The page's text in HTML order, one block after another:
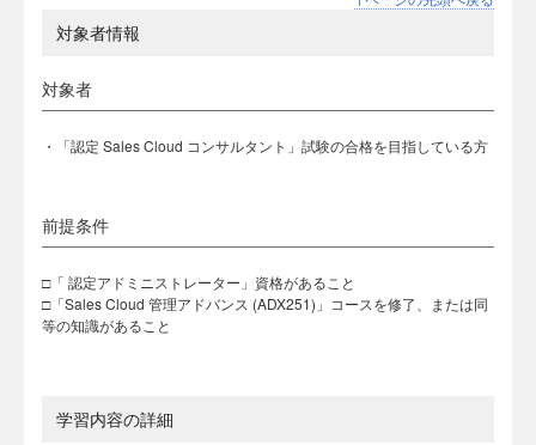
対象者情報
対象者
・「認定 Sales Cloud コンサルタント」試験の合格を目指している方
前提条件
□「 認定アドミニストレーター」資格があること
□「Sales Cloud 管理アドバンス (ADX251)」コースを修了、または同
等の知識があること
学習内容の詳細